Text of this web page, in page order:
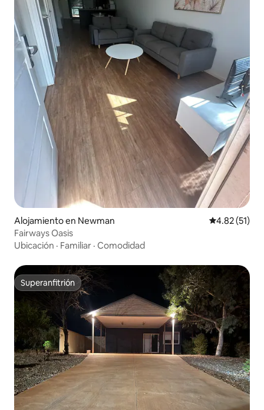
Alojamiento en Newman Calificación
4.82 (51)
Fairways Oasis
Ubicación · Familiar · Comodidad
Superanfitrión
Superanfitrión